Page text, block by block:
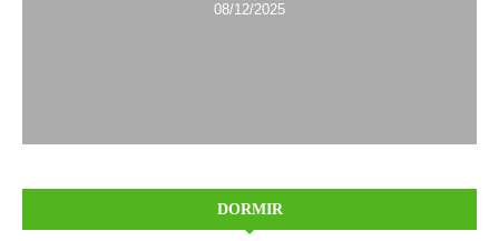
08/12/2025
DORMIR